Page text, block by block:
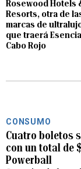
Rosewood Hotels
Resorts, otra de
marcas de
que traerá
Cabo Rojo
CONSUMO
Cuatro boletos
con un total de
Powerball